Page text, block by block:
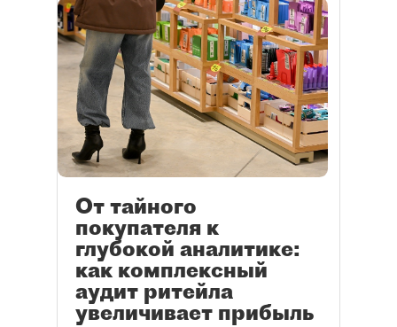
От тайного
покупателя к
глубокой аналитике:
как комплексный
аудит ритейла
увеличивает прибыль